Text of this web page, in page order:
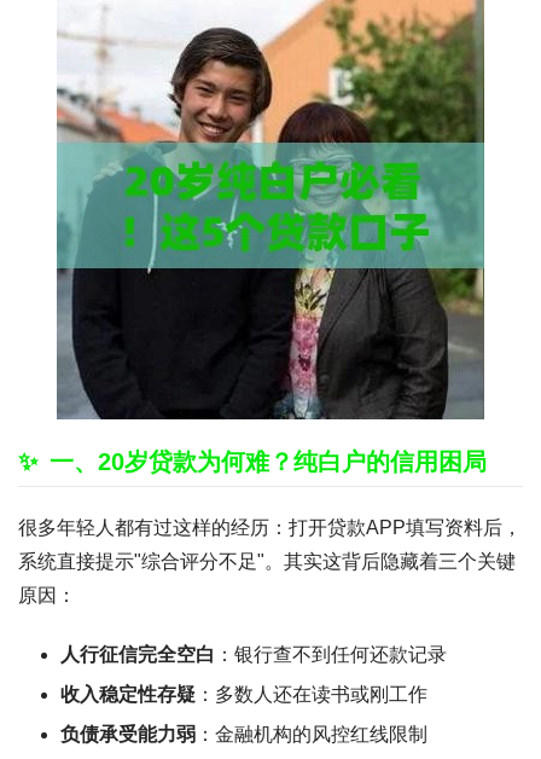
一、20岁贷款为何难？纯白户的信用困局
很多年轻人都有过这样的经历：打开贷款APP填写资料后，
系统直接提示"综合评分不足"。其实这背后隐藏着三个关键
原因：
人行征信完全空白 ：银行查不到任何还款记录
收入稳定性存疑 ：多数人还在读书或刚工作
负债承受能力弱 ：金融机构的风控红线限制